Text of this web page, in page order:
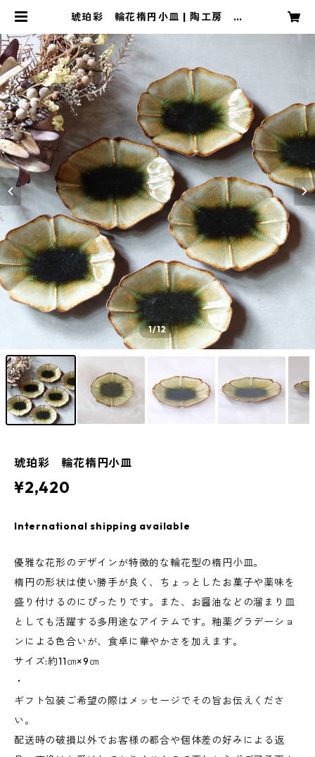
琥珀彩 輪花楕円小皿 | 陶工房 も
1/12
琥珀彩 輪花楕円小皿
¥2,420
International shipping available
優雅な花形のデザインが特徴的な輪花型の楕円小皿。
楕円の形状は使い勝手が良く、ちょっとしたお菓子や薬味を
盛り付けるのにぴったりです。また、お醤油などの溜まり皿
としても活躍する多用途なアイテムです。釉薬グラデーショ
ンによる色合いが、食卓に華やかさを加えます。
サイズ:約11㎝×9㎝
・
ギフト包装ご希望の際はメッセージでその旨お伝えくださ
い。
配送時の破損以外でお客様の都合や個体差の好みによる返